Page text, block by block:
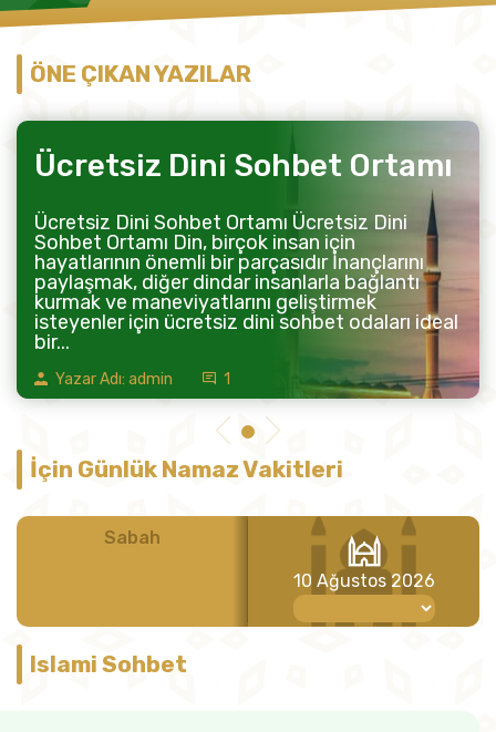
ÖNE ÇIKAN YAZILAR
Ücretsiz Dini Sohbet Ortamı
Ücretsiz Dini Sohbet Ortamı Ücretsiz Dini
Sohbet Ortamı Din, birçok insan için
hayatlarının önemli bir parçasıdır İnançlarını
paylaşmak, diğer dindar insanlarla bağlantı
kurmak ve maneviyatlarını geliştirmek
isteyenler için ücretsiz dini sohbet odaları ideal
bir...
Yazar Adı: admin 1
İçin Günlük Namaz Vakitleri
Sabah Öğle
10 Ağustos 2026
Islami Sohbet